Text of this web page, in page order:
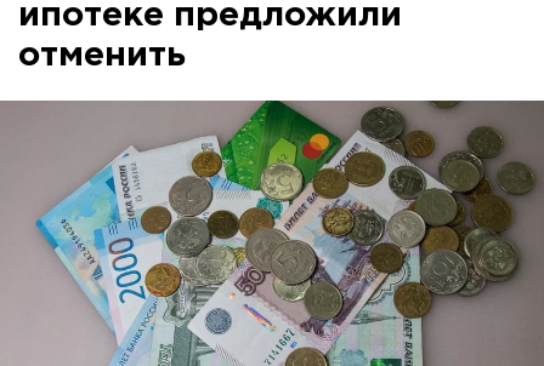
ипотеке предложили
отменить